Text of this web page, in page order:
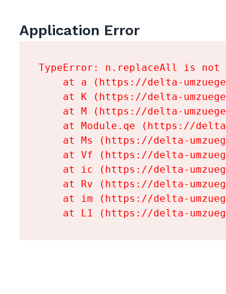
Application Error
TypeError: n.replaceAll is not
at a (https://delta-
at K (https://delta-
at M (https://delta-
at Module.qe (https://
at Ms (https://delta-
at Vf (https://delta-
at ic (https://delta-
at Rv (https://delta-
at im (https://delta-
at L1 (https://delta-